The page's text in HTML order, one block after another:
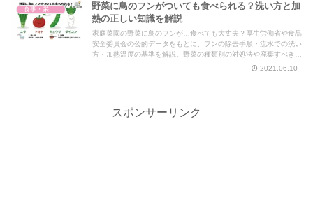
食事・栄養・サプリ
野菜に鳥のフンがついても食べられる？洗い方と加
熱の正しい知識を解説
家庭菜園の野菜に鳥のフンが…食べても大丈夫？厚生労働省や食品
安全委員会の公的データをもとに、フンの除去手順・流水での洗い
方・加熱温度の基準を解説。野菜の種類別の対処法や廃棄すべきケ
2021.06.10
スポンサーリンク